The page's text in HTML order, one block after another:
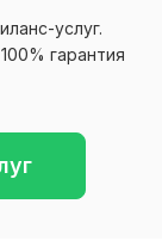
услуг.
гарантия